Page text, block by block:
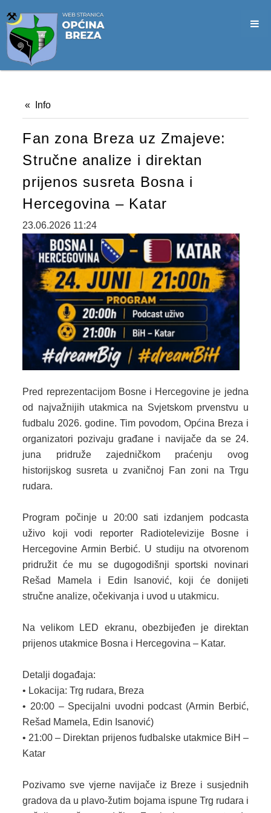
Info
Fan zona Breza uz Zmajeve:
Stručne analize i direktan
prijenos susreta Bosna i
Hercegovina – Katar
23.06.2026 11:24
Pred reprezentacijom Bosne i Hercegovine je jedna
od najvažnijih utakmica na Svjetskom prvenstvu u
fudbalu 2026. godine. Tim povodom, Općina Breza i
organizatori pozivaju građane i navijače da se 24.
juna pridruže zajedničkom praćenju ovog
historijskog susreta u zvaničnoj Fan zoni na Trgu
rudara.
Program počinje u 20:00 sati izdanjem podcasta
uživo koji vodi reporter Radiotelevizije Bosne i
Hercegovine Armin Berbić. U studiju na otvorenom
pridružit će mu se dugogodišnji sportski novinari
Rešad Mamela i Edin Isanović, koji će donijeti
stručne analize, očekivanja i uvod u utakmicu.
Na velikom LED ekranu, obezbijeđen je direktan
prijenos utakmice Bosna i Hercegovina – Katar.
Detalji događaja:
• Lokacija: Trg rudara, Breza
• 20:00 – Specijalni uvodni podcast (Armin Berbić,
Rešad Mamela, Edin Isanović)
• 21:00 – Direktan prijenos fudbalske utakmice BiH –
Katar
Pozivamo sve vjerne navijače iz Breze i susjednih
gradova da u plavo-žutim bojama ispune Trg rudara i
OPĆINSKO VIJEĆE
VIJEĆNICI
ZAPISNICI
DOKUMENTI
SLUŽBENI GLASNICI
2025. GODINA
2024. GODINA
2023. GODINA
2022. GODINA
2021. GODINA
2019. GODINA
2017. GODINA
2016. GODINA
2015. GODINA
2014. GODINA
2013. GODINA
2012. GODINA
ELEKTRONSKI OBRASCI
OPĆINSKI DOKUMENTI
SLUŽBA ZA FINANSIJE
OPĆINSKO VIJEĆE
SLUŽBA ZA PROSTORNO UREĐENJE
OGLASNA PLOČA